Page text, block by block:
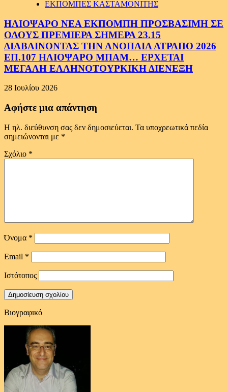
ΕΚΠΟΜΠΕΣ ΚΑΣΤΑΜΟΝΙΤΗΣ
ΗΛΙΟΨΑΡΟ ΝΕΑ ΕΚΠΟΜΠΗ ΠΡΟΣΒΑΣΙΜΗ ΣΕ
ΟΛΟΥΣ ΠΡΕΜΙΕΡΑ ΣΗΜΕΡΑ 23.15
ΔΙΑΒΑΙΝΟΝΤΑΣ ΤΗΝ ΑΝΟΠΑΙΑ ΑΤΡΑΠΟ 2026
ΕΠ.107 ΗΛΙΟΨΑΡΟ ΜΠΑΜ… ΕΡΧΕΤΑΙ
ΜΕΓΑΛΗ ΕΛΛΗΝΟΤΟΥΡΚΙΚΗ ΔΙΕΝΕΞΗ
28 Ιουλίου 2026
Αφήστε μια απάντηση
Η ηλ. διεύθυνση σας δεν δημοσιεύεται. Τα υποχρεωτικά πεδία
σημειώνονται με *
Σχόλιο *
Όνομα *
Email *
Ιστότοπος
Βιογραφικό